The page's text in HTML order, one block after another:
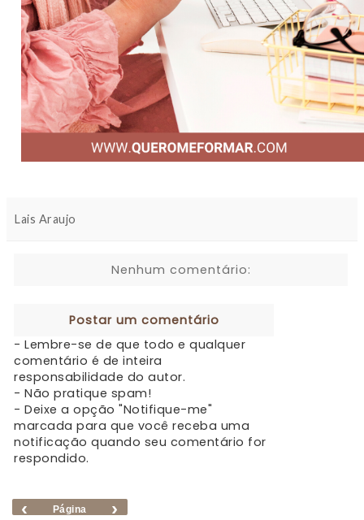
Lais Araujo
Nenhum comentário:
Postar um comentário
- Lembre-se de que todo e qualquer
comentário é de inteira
responsabilidade do autor.
- Não pratique spam!
- Deixe a opção "Notifique-me"
marcada para que você receba uma
notificação quando seu comentário for
respondido.
‹ ›
Página